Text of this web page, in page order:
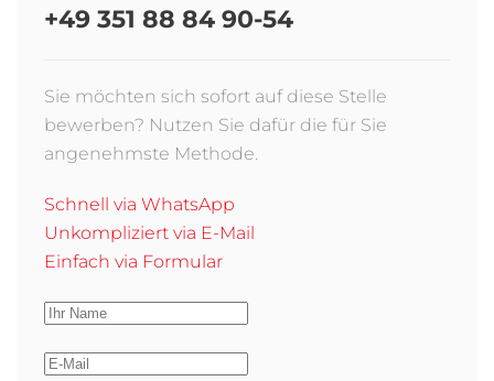
+49 351 88 84 90-54
Sie möchten sich sofort auf diese Stelle
bewerben? Nutzen Sie dafür die für Sie
angenehmste Methode.
Schnell via WhatsApp
Unkompliziert via E-Mail
Einfach via Formular